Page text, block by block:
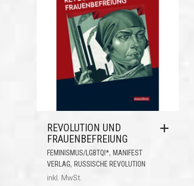
REVOLUTION UND
FRAUENBEFREIUNG
FEMINISMUS/LGBTQI*, MANIFEST
VERLAG, RUSSISCHE REVOLUTION
inkl. MwSt.